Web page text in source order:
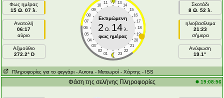
Φως ημέρας
15 Ω. 07 λ.
Ανατολή
06:17
αύριο
Aζιμούθιο
272.2° D
11 13
10
14
09
15
08
16
07
17
06
18
05
19
04
20
03
21
02
22
01 23
Εκτιμώμενη
2 Ω. 14λ.
φως ημέρας
Σκοτάδι
8 Ω. 52 λ.
ηλιοβασίλεμα
21:23
σήμερα
Ανύψωση
19.1°
Πληροφορίες για το φεγγάρι - Αυrora - Μετεωροί - Χάρτης - ISS
Φάση της σελήνης Πληροφορίες 19:08:56